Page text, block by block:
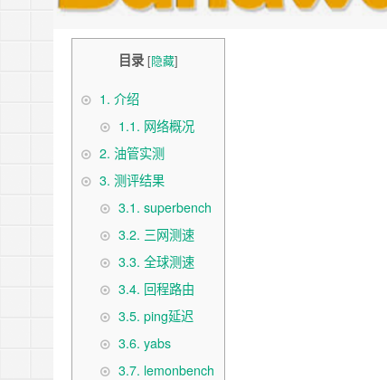
目录 [隐藏]
1. 介绍
1.1. 网络概况
2. 油管实测
3. 测评结果
3.1. superbench
3.2. 三网测速
3.3. 全球测速
3.4. 回程路由
3.5. ping延迟
3.6. yabs
3.7. lemonbench